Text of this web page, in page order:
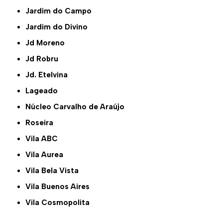
Jardim do Campo
Jardim do Divino
Jd Moreno
Jd Robru
Jd. Etelvina
Lageado
Núcleo Carvalho de Araújo
Roseira
Vila ABC
Vila Aurea
Vila Bela Vista
Vila Buenos Aires
Vila Cosmopolita